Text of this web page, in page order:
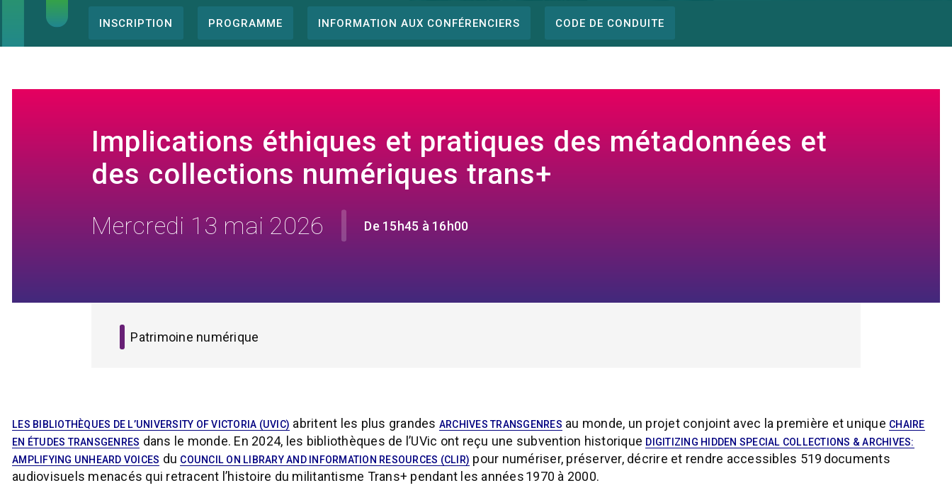
Conference
menu
INSCRIPTION PROGRAMME INFORMATION AUX CONFÉRENCIERS CODE DE CONDUITE
Implications éthiques et pratiques des métadonnées et
des collections numériques trans+
Mercredi 13 mai 2026 De 15h45 à 16h00
Patrimoine numérique
LES BIBLIOTHÈQUES DE L’UNIVERSITY OF VICTORIA (UVIC) abritent les plus grandes ARCHIVES TRANSGENRES au monde, un projet conjoint avec la première et unique CHAIRE
EN ÉTUDES TRANSGENRES dans le monde. En 2024, les bibliothèques de l’UVic ont reçu une subvention historique DIGITIZING HIDDEN SPECIAL COLLECTIONS & ARCHIVES:
AMPLIFYING UNHEARD VOICES du COUNCIL ON LIBRARY AND INFORMATION RESOURCES (CLIR) pour numériser, préserver, décrire et rendre accessibles 519 documents
audiovisuels menacés qui retracent l’histoire du militantisme Trans+ pendant les années 1970 à 2000.